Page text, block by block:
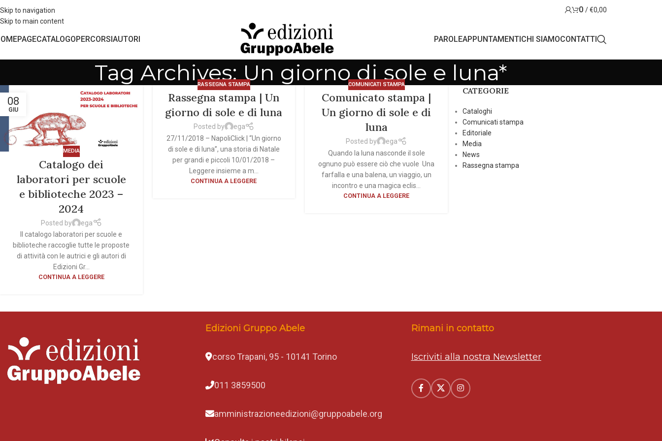
Skip to navigation
Skip to main content
0 /€0,00
CATALOGOPERCORSIAUTORI PAROLEAPPUNTAMENTICHI SIAMOCONTATTI
Tag Archives: Un giorno di sole e luna*
08
GIU
MEDIA
Catalogo dei
laboratori per scuole
e biblioteche 2023 –
2024
Posted by
ega
Il catalogo laboratori per scuole e
biblioteche raccoglie tutte le proposte
di attività con le autrici e gli autori di
Edizioni Gr...
CONTINUA A LEGGERE
RASSEGNA STAMPA
Rassegna stampa | Un
giorno di sole e di luna
Posted by
ega
27/11/2018 – NapoliClick | “Un giorno
di sole e di luna”, una storia di Natale
per grandi e piccoli 10/01/2018 –
Leggere insieme a m...
CONTINUA A LEGGERE
COMUNICATI STAMPA
Comunicato stampa |
Un giorno di sole e di
luna
Posted by
ega
Quando la luna nasconde il sole
ognuno può essere ciò che vuole Una
farfalla e una balena, un viaggio, un
incontro e una magica eclis...
CONTINUA A LEGGERE
CATEGORIE
Cataloghi
Comunicati stampa
Editoriale
Media
News
Rassegna stampa
Edizioni Gruppo Abele
corso Trapani, 95 - 10141 Torino
011 3859500
amministrazioneedizioni@gruppoabele.org
Rimani in contatto
Iscriviti alla nostra Newsletter